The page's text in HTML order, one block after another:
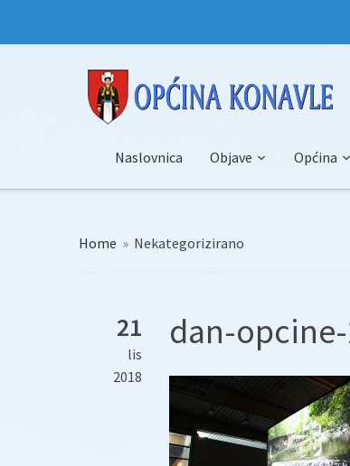
Naslovnica Objave Općina
Home » Nekategorizirano
21
lis
2018
dan-